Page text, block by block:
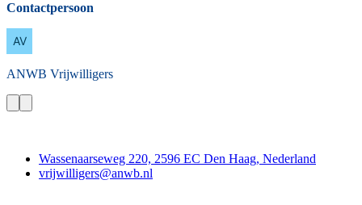
Contactpersoon
ANWB Vrijwilligers
Wassenaarseweg 220, 2596 EC Den Haag, Nederland
vrijwilligers@anwb.nl